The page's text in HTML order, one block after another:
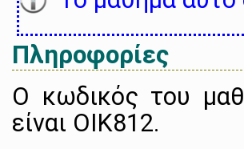
Πληροφορίες
Ο κωδικός του
είναι ΟΙΚ812.